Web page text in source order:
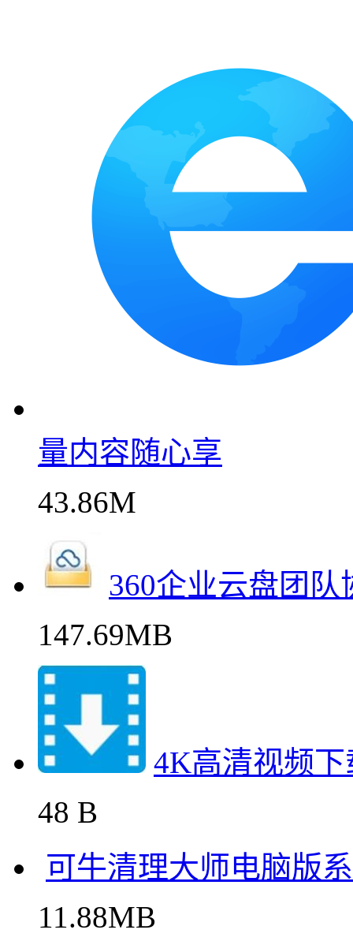
量内容随心享
43.86M
360企业云盘团
147.69MB
4K高清视频
48 B
可牛清理大师电脑版
11.88MB